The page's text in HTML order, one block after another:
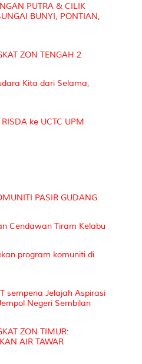
PUTRA & CILIK
BUNYI, PONTIAN,
ZON TENGAH 2
Kita dari Selama,
ke UCTC UPM
PASIR GUDANG
Cendawan Tiram Kelabu
program komuniti di
sempena Jelajah Aspirasi
Negeri Sembilan
ZON TIMUR:
AIR TAWAR